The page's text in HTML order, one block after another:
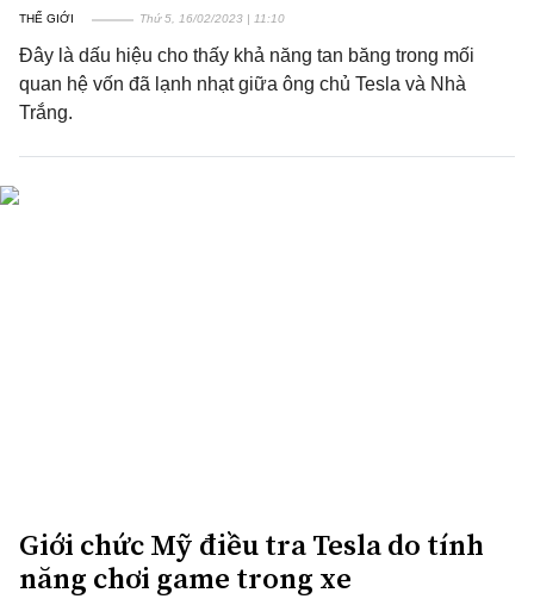
THẾ GIỚI Thứ 5, 16/02/2023 | 11:10
Đây là dấu hiệu cho thấy khả năng tan băng trong mối
quan hệ vốn đã lạnh nhạt giữa ông chủ Tesla và Nhà
Trắng.
Giới chức Mỹ điều tra Tesla do tính
năng chơi game trong xe